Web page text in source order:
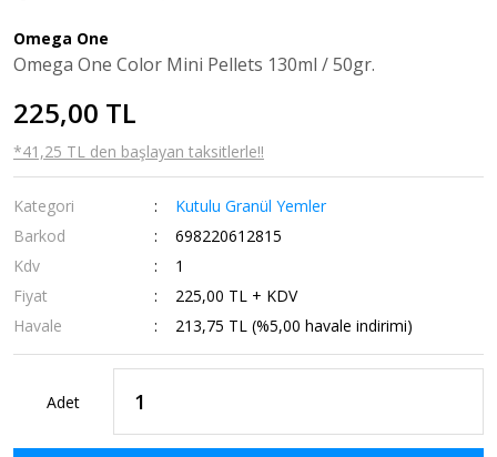
Omega One
Omega One Color Mini Pellets 130ml / 50gr.
225,00 TL
*41,25 TL den başlayan taksitlerle!!
Kategori
Kutulu Granül Yemler
Barkod
698220612815
Kdv
1
Fiyat
225,00 TL + KDV
Havale
213,75 TL (%5,00 havale indirimi)
Adet